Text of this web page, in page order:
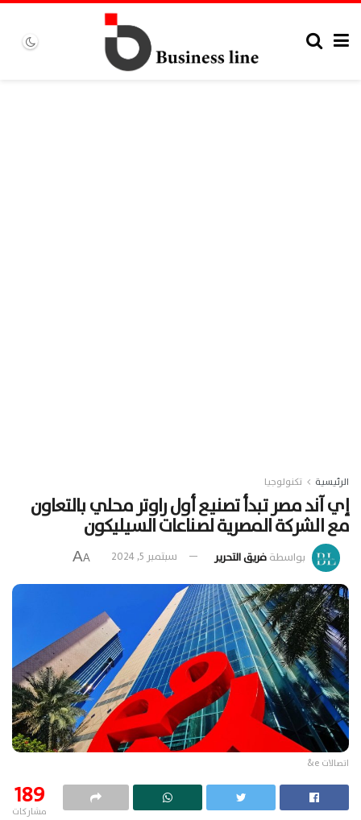
الرئيسية تكنولوجيا
إي آند مصر تبدأ تصنيع أول راوتر محلي بالتعاون
مع الشركة المصرية لصناعات السيليكون
بواسطةفريق التحرير سبتمبر 5, 2024 A
A
اتصالات e&
189
مشاركات